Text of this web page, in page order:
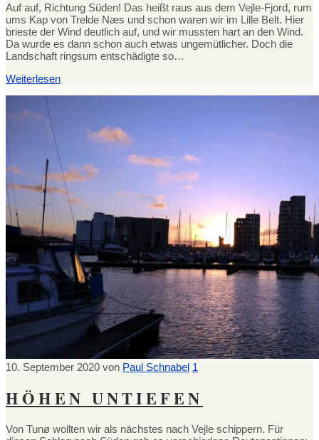
Auf auf, Richtung Süden! Das heißt raus aus dem Vejle-Fjord, rum
ums Kap von Trelde Næs und schon waren wir im Lille Belt. Hier
brieste der Wind deutlich auf, und wir mussten hart an den Wind.
Da wurde es dann schon auch etwas ungemütlicher. Doch die
Landschaft ringsum entschädigte so…
Weiterlesen
10. September 2020 von Paul Schnabel 1
HÖHEN UNTIEFEN
Von Tunø wollten wir als nächstes nach Vejle schippern. Für